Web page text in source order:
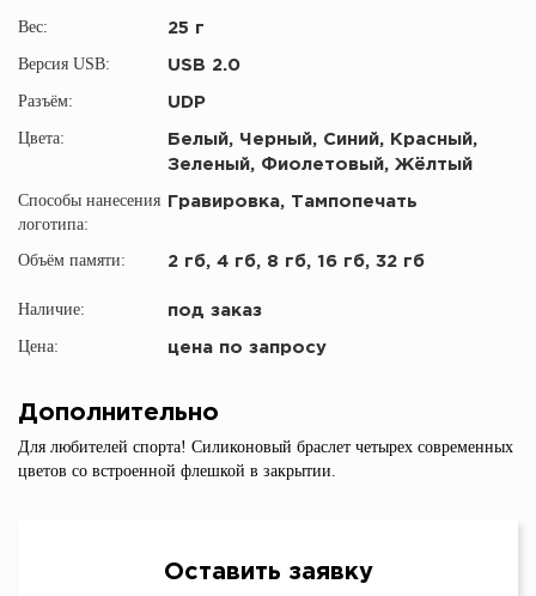
Вес: 25 г
Версия USB: USB 2.0
Разъём: UDP
Цвета:
Белый, Черный, Синий, Красный,
Зеленый, Фиолетовый, Жёлтый
Способы нанесения
логотипа:
Гравировка, Тампопечать
Объём памяти: 2 гб, 4 гб, 8 гб, 16 гб, 32 гб
Наличие: под заказ
Цена: цена по запросу
Дополнительно
Для любителей спорта! Силиконовый браслет четырех современных
цветов со встроенной флешкой в закрытии.
Оставить заявку